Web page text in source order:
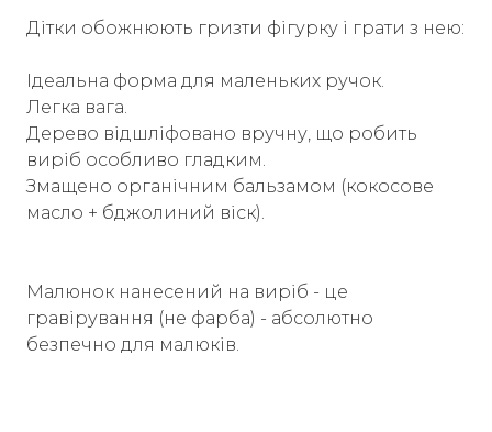
Дітки обожнюють гризти фігурку і грати з нею:
Ідеальна форма для маленьких ручок.
Легка вага.
Дерево відшліфовано вручну, що робить
виріб особливо гладким.
Змащено органічним бальзамом (кокосове
масло + бджолиний віск).
Малюнок нанесений на виріб - це
гравірування (не фарба) - абсолютно
безпечно для малюків.